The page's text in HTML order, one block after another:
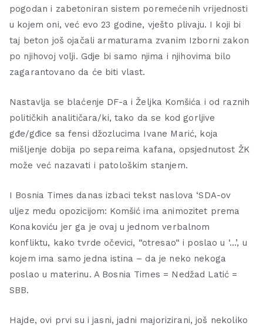
pogodan i zabetoniran sistem poremećenih vrijednosti
u kojem oni, već evo 23 godine, vješto plivaju. I koji bi
taj beton još ojačali armaturama zvanim Izborni zakon
po njihovoj volji. Gdje bi samo njima i njihovima bilo
zagarantovano da će biti vlast.
Nastavlja se blaćenje DF-a i Željka Komšića i od raznih
političkih analitičara/ki, tako da se kod gorljive
gđe/gđice sa fensi džozlucima Ivane Marić, koja
mišljenje dobija po separeima kafana, opsjednutost ŽK
može već nazavati i patološkim stanjem.
I Bosnia Times danas izbaci tekst naslova ‘SDA-ov
uljez među opozicijom: Komšić ima animozitet prema
Konakoviću jer ga je ovaj u jednom verbalnom
konfliktu, kako tvrde očevici, “otresao“ i poslao u ‘…’, u
kojem ima samo jedna istina – da je neko nekoga
poslao u materinu. A Bosnia Times = Nedžad Latić =
SBB.
Hajde, ovi prvi su i jasni, jadni majorizirani, još nekoliko